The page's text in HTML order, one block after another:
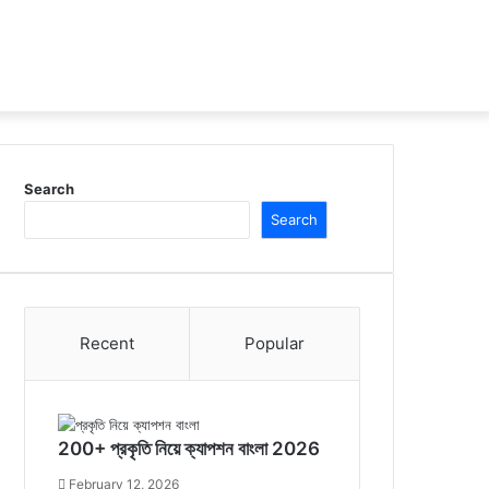
Search
Search
Recent Popular
200+ প্রকৃতি নিয়ে ক্যাপশন বাংলা 2026
February 12, 2026